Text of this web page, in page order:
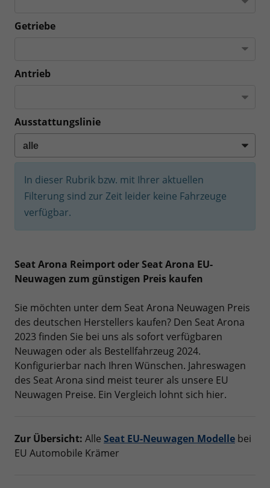
Getriebe
Antrieb
Ausstattungslinie
In dieser Rubrik bzw. mit Ihrer aktuellen
Filterung sind zur Zeit leider keine Fahrzeuge
verfügbar.
Seat Arona Reimport oder Seat Arona EU-
Neuwagen zum günstigen Preis kaufen
Sie möchten unter dem Seat Arona Neuwagen Preis
des deutschen Herstellers kaufen? Den Seat Arona
2023 finden Sie bei uns als sofort verfügbaren
Neuwagen oder als Bestellfahrzeug 2024.
Konfigurierbar nach Ihren Wünschen. Jahreswagen
des Seat Arona sind meist teurer als unsere EU
Neuwagen Preise. Ein Vergleich lohnt sich hier.
Zur Übersicht: Alle Seat EU-Neuwagen Modelle bei
EU Automobile Krämer